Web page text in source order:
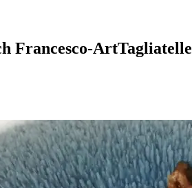
Francesco-ArtTagliatelle